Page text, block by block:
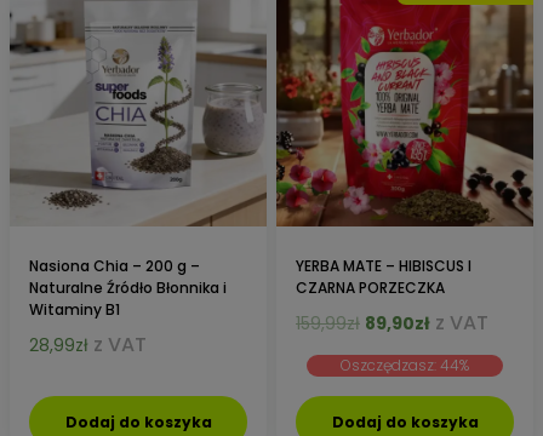
Nasiona Chia – 200 g –
Naturalne Źródło Błonnika i
Witaminy B1
28,99zł z VAT
Dodaj do koszyka
YERBA MATE – HIBISCUS I
CZARNA PORZECZKA
159,99zł Pierwotna
wynosiła:
159,99zł.
89,90złAktualna
wynosi:
89,90zł.
z VAT
Oszczędzasz: 44%
Dodaj do koszyka